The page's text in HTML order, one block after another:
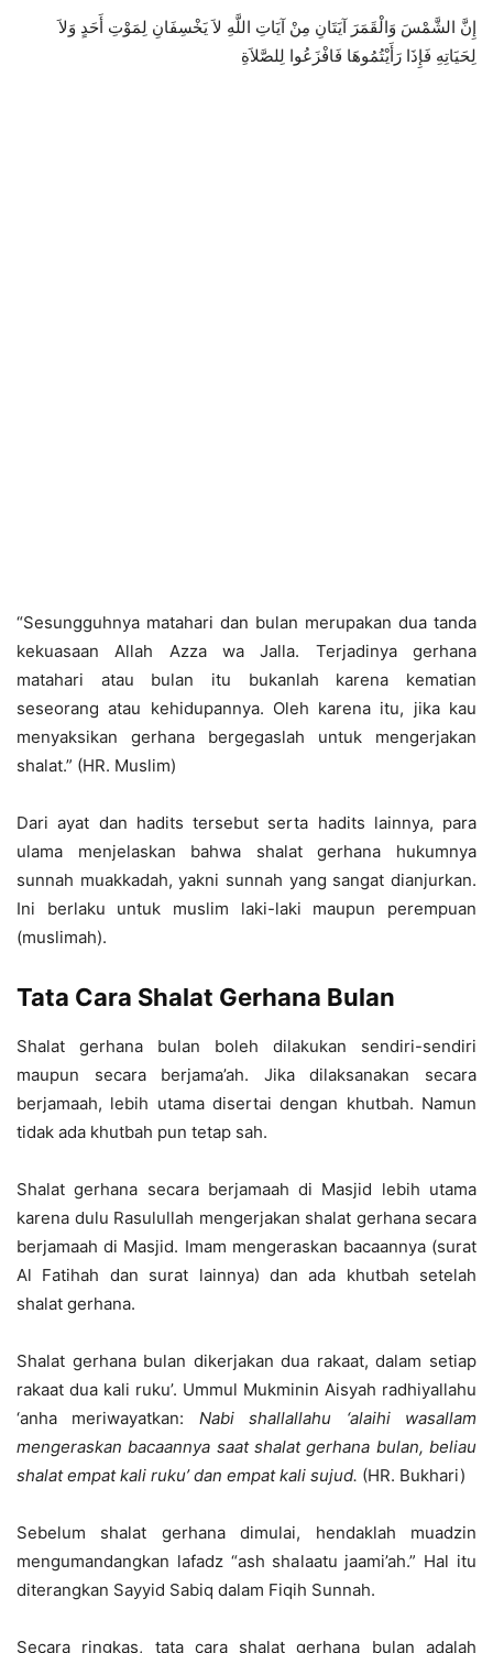
إِنَّ الشَّمْسَ وَالْقَمَرَ آيَتَانِ مِنْ آيَاتِ اللَّهِ لاَ يَخْسِفَانِ لِمَوْتِ أَحَدٍ وَلاَ
لِحَيَاتِهِ فَإِذَا رَأَيْتُمُوهَا فَافْزَعُوا لِلصَّلاَةِ
“Sesungguhnya matahari dan bulan merupakan dua tanda
kekuasaan Allah Azza wa Jalla. Terjadinya gerhana
matahari atau bulan itu bukanlah karena kematian
seseorang atau kehidupannya. Oleh karena itu, jika kau
menyaksikan gerhana bergegaslah untuk mengerjakan
shalat.” (HR. Muslim)
Dari ayat dan hadits tersebut serta hadits lainnya, para
ulama menjelaskan bahwa shalat gerhana hukumnya
sunnah muakkadah, yakni sunnah yang sangat dianjurkan.
Ini berlaku untuk muslim laki-laki maupun perempuan
(muslimah).
Tata Cara Shalat Gerhana Bulan
Shalat gerhana bulan boleh dilakukan sendiri-sendiri
maupun secara berjama’ah. Jika dilaksanakan secara
berjamaah, lebih utama disertai dengan khutbah. Namun
tidak ada khutbah pun tetap sah.
Shalat gerhana secara berjamaah di Masjid lebih utama
karena dulu Rasulullah mengerjakan shalat gerhana secara
berjamaah di Masjid. Imam mengeraskan bacaannya (surat
Al Fatihah dan surat lainnya) dan ada khutbah setelah
shalat gerhana.
Shalat gerhana bulan dikerjakan dua rakaat, dalam setiap
rakaat dua kali ruku’. Ummul Mukminin Aisyah radhiyallahu
‘anha meriwayatkan: Nabi shallallahu ‘alaihi wasallam
mengeraskan bacaannya saat shalat gerhana bulan, beliau
shalat empat kali ruku’ dan empat kali sujud. (HR. Bukhari)
Sebelum shalat gerhana dimulai, hendaklah muadzin
mengumandangkan lafadz “ash shalaatu jaami’ah.” Hal itu
diterangkan Sayyid Sabiq dalam Fiqih Sunnah.
Secara ringkas, tata cara shalat gerhana bulan adalah